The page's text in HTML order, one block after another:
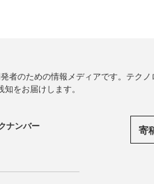
者のための情報メディアです。テク
をお届けします。
ナンバー 寄